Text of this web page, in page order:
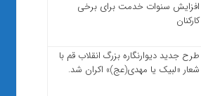
افزایش سنوات خدمت برای برخی
کارکنان
طرح جدید دیوارنگاره بزرگ انقلاب قم با
شعار «لبیک یا مهدی(عج)» اکران شد.